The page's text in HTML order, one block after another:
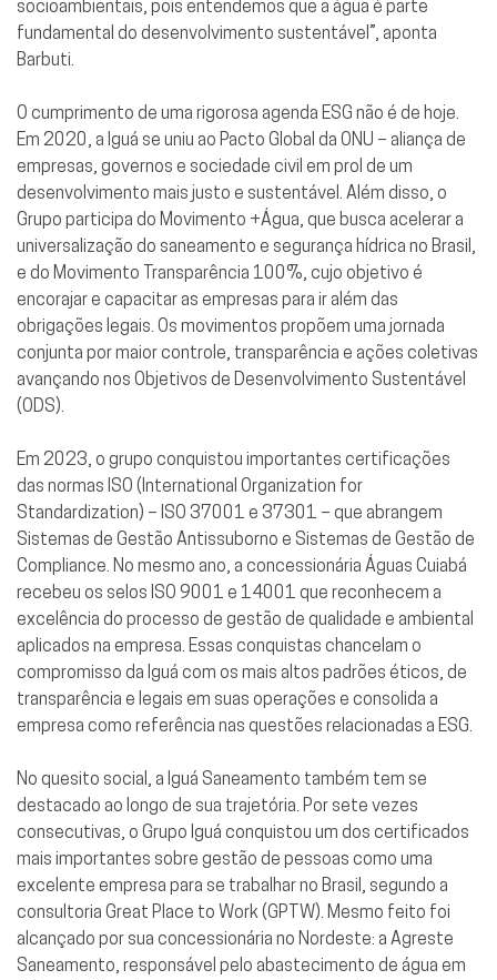
socioambientais, pois entendemos que a água é parte
fundamental do desenvolvimento sustentável”, aponta
Barbuti.
O cumprimento de uma rigorosa agenda ESG não é de hoje.
Em 2020, a Iguá se uniu ao Pacto Global da ONU – aliança de
empresas, governos e sociedade civil em prol de um
desenvolvimento mais justo e sustentável. Além disso, o
Grupo participa do Movimento +Água, que busca acelerar a
universalização do saneamento e segurança hídrica no Brasil,
e do Movimento Transparência 100%, cujo objetivo é
encorajar e capacitar as empresas para ir além das
obrigações legais. Os movimentos propõem uma jornada
conjunta por maior controle, transparência e ações coletivas
avançando nos Objetivos de Desenvolvimento Sustentável
(ODS).
Em 2023, o grupo conquistou importantes certificações
das normas ISO (International Organization for
Standardization) – ISO 37001 e 37301 – que abrangem
Sistemas de Gestão Antissuborno e Sistemas de Gestão de
Compliance. No mesmo ano, a concessionária Águas Cuiabá
recebeu os selos ISO 9001 e 14001 que reconhecem a
excelência do processo de gestão de qualidade e ambiental
aplicados na empresa. Essas conquistas chancelam o
compromisso da Iguá com os mais altos padrões éticos, de
transparência e legais em suas operações e consolida a
empresa como referência nas questões relacionadas a ESG.
No quesito social, a Iguá Saneamento também tem se
destacado ao longo de sua trajetória. Por sete vezes
consecutivas, o Grupo Iguá conquistou um dos certificados
mais importantes sobre gestão de pessoas como uma
excelente empresa para se trabalhar no Brasil, segundo a
consultoria Great Place to Work (GPTW). Mesmo feito foi
alcançado por sua concessionária no Nordeste: a Agreste
Saneamento, responsável pelo abastecimento de água em